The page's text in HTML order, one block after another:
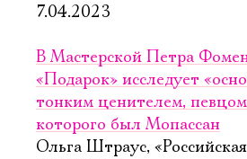
7.04.2023
В Мастерской Петра
«Подарок» исследует
тонким ценителем,
которого был Мопассан
Ольга Штраус, «Российская